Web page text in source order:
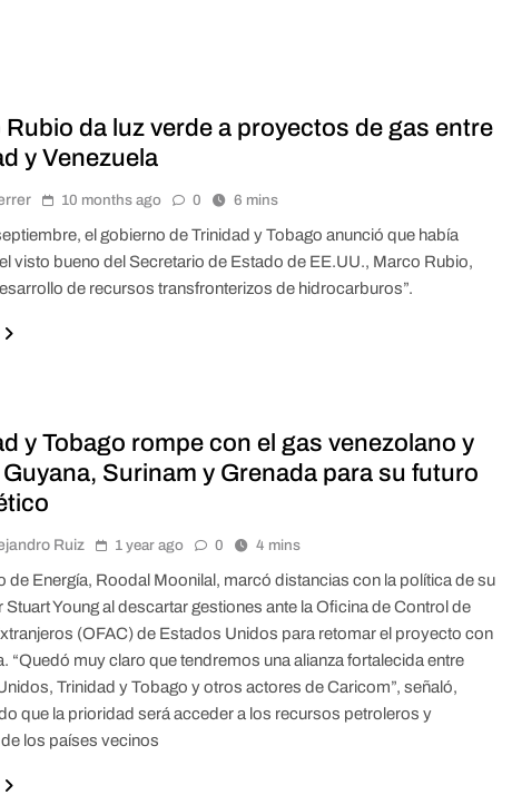
Rubio da luz verde a proyectos de gas entre
y Venezuela
10 months ago 0 6 mins
el gobierno de Trinidad y Tobago anunció que había
visto bueno del Secretario de Estado de EE.UU., Marco Rubio,
de recursos transfronterizos de hidrocarburos”.
y Tobago rompe con el gas venezolano y
Guyana, Surinam y Grenada para su futuro
Ruiz 1 year ago 0 4 mins
de Energía, Roodal Moonilal, marcó distancias con la política de su
Stuart Young al descartar gestiones ante la Oficina de Control de
(OFAC) de Estados Unidos para retomar el proyecto con
“Quedó muy claro que tendremos una alianza fortalecida entre
Trinidad y Tobago y otros actores de Caricom”, señaló,
que la prioridad será acceder a los recursos petroleros y
los países vecinos